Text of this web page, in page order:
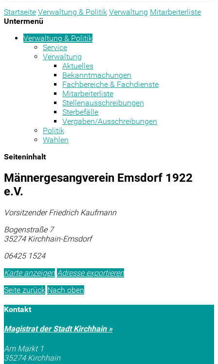
Startseite Verwaltung & Politik Verwaltung Mitarbeiterliste
Untermenü
Verwaltung & Politik
Service
Verwaltung
Aktuelles
Bekanntmachungen
Fachbereiche & Fachdienste
Mitarbeiterliste
Stellenausschreibungen
Sterbefälle
Vergaben/Ausschreibungen
Politik
Wahlen
Seiteninhalt
Männergesangverein Emsdorf 1922
e.V.
Vorsitzender Friedrich Kaufmann
Bogenstraße 7
35274 Kirchhain-Emsdorf
06425 1524
Karte anzeigen Adresse exportieren
Seite zurück Nach oben
Kontakt
Magistrat der Stadt Kirchhain »
Am Markt 1
35274 Kirchhain